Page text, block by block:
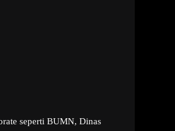
seperti BUMN, Dinas